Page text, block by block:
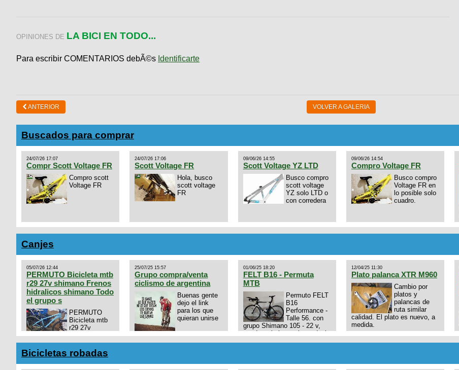
OPINIONES DE LA BICI EN TODO...
Para escribir COMENTARIOS debÃ©s Identificarte
ANTERIOR VOLVER A GALERIA
Buscados para comprar
24/07/26 17:07
Compr Scott Voltage FR
Compro scott
Voltage FR
24/07/26 17:06
Scott Voltage FR
Hola, busco
scott voltage
FR
09/06/26 14:55
Scott Voltage YZ LTD
Busco compro
scott voltage
YZ solo LTD o
con corredera
09/06/26 14:54
Compro Voltage FR
Busco compro
Voltage FR en
lo posible solo
cuadro.
Canjes
05/07/26 12:44
PERMUTO Bicicleta mtb
r29 27v shimano Frenos
hidralicos shimano Todo
el grupo s
PERMUTO
Bicicleta mtb
r29 27v
shimano
Frenos hidralicos shimano
Todo el grupo shimano Talle
s/m Permuto x pistera o ruta
talle s o m.
25/07/25 15:57
Grupo compra/venta
ciclismo de argentina
Buenas gente
dejo el link
para los que
quieran unirse
https://chat.whatsapp.com/E4N9zhVk9wHFFzK7T345Kn?
mode=ac_t
01/06/25 18:20
FELT B16 - Permuta
MTB
Permuto FELT
B16
Performance -
Talle 56. con
grupo Shimano 105 - 22 v,
cuadro: triatlon carbono dual
12/04/25 11:30
Plato palanca XTR M960
Cambio por
platos y
palancas de
ruta similar
calidad. El plato es nuevo, a
medida.
Bicicletas robadas